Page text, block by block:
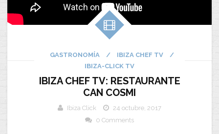
GASTRONOMÍA / IBIZA CHEF TV
/
IBIZA-CLICK TV
IBIZA CHEF TV: RESTAURANTE
CAN COSMI
Ibiza Click
24 octubre, 2017
0 Comments